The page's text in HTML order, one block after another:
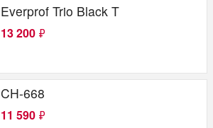
Everprof Trio Black T
13 200 ₽
CH-668
11 590 ₽